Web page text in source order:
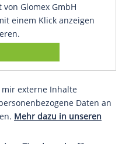
Glomex GmbH
einem Klick anzeigen
externe Inhalte
Daten an
Mehr dazu in unseren